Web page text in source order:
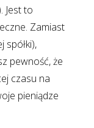
Jest to
Zamiast
spółki),
pewność, że
czasu na
pieniądze